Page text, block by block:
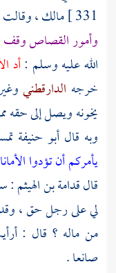
331 ] مالك،
وأمور القصاص وقف
الله عليه وسلم :أد
خرجه الدارقطني
يخونه ويصل إلى حقه
وبه قال أبو حنيفة
يأمركم أن تؤدوا
قالقدامة بن الهيثم:
لي على رجل حق ، وقد
من ماله ؟ قال :
صانعا .